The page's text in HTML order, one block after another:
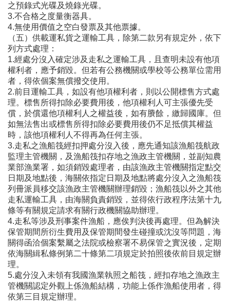
之預錄式光碟及燒錄光碟。
3.不合格之度量衡器具。
4.無使用價值之空白發票及其他票據。
（五）供載運私貨之運輸工具，除第二款另有規定外，依下
列方式處理：
1.經處分沒入確定涉及走私之運輸工具，且查明未設有他項
權利者，應予銷毀。但若有公務機關或學校等公務單位需用
者，得依個案無償撥交使用。
2.前目運輸工具，如設有他項權利者，則以公開標售方式處
理。標售所得扣除必要費用後，他項權利人可主張優先受
償，於償還他項權利人之權益後，如有賸餘，繳歸國庫。但
如無法售出或標售所得扣除必要費用後仍不足抵償其權益
時，該他項權利人不得再為任何主張。
3.走私之漁船筏經扣押處分沒入後，應先通知該漁船筏航政
監理主管機關，及漁船筏扣存地之漁政主管機關，並副知農
業部漁業署，如須銷毀處理者，由該漁政主管機關指定點交
日期及地點後，海關依指定日期及地點將處分沒入之漁船筏
列冊派員移交該漁政主管機關辦理銷毀；漁船筏以外之其他
走私運輸工具，由海關負責銷毀，並得依行政程序法第十九
條等有關規定請求有關行政機關協助辦理。
4.走私等涉及刑事案件漁船，應俟判決後再處理。但為解決
保管期間所衍生費用及保管期間發生碰撞或沈沒等問題，海
關得函洽個案繫屬之法院或檢察署不易保管之實況後，定期
依海關緝私條例第二十條第二項規定於拍照後依前目規定辦
理。
5.處分沒入未領有我國漁業執照之船筏，經扣存地之漁政主
管機關認定外觀上係漁船結構，功能上係作漁船使用者，得
依第三目規定辦理。